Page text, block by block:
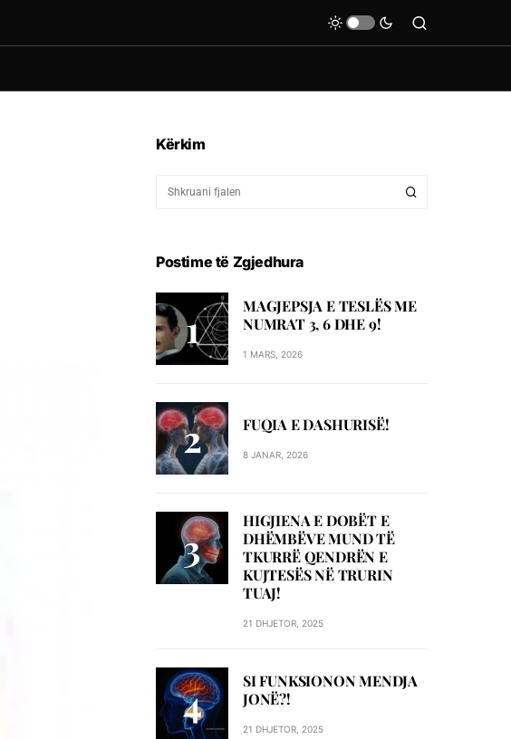
Kërkim
Postime të Zgjedhura
MAGJEPSJA E TESLËS ME
NUMRAT 3, 6 DHE 9!
1 MARS, 2026
FUQIA E DASHURISË!
8 JANAR, 2026
HIGJIENA E DOBËT E
DHËMBËVE MUND TË
TKURRË QENDRËN E
KUJTESËS NË TRURIN
TUAJ!
21 DHJETOR, 2025
SI FUNKSIONON MENDJA
JONË?!
21 DHJETOR, 2025